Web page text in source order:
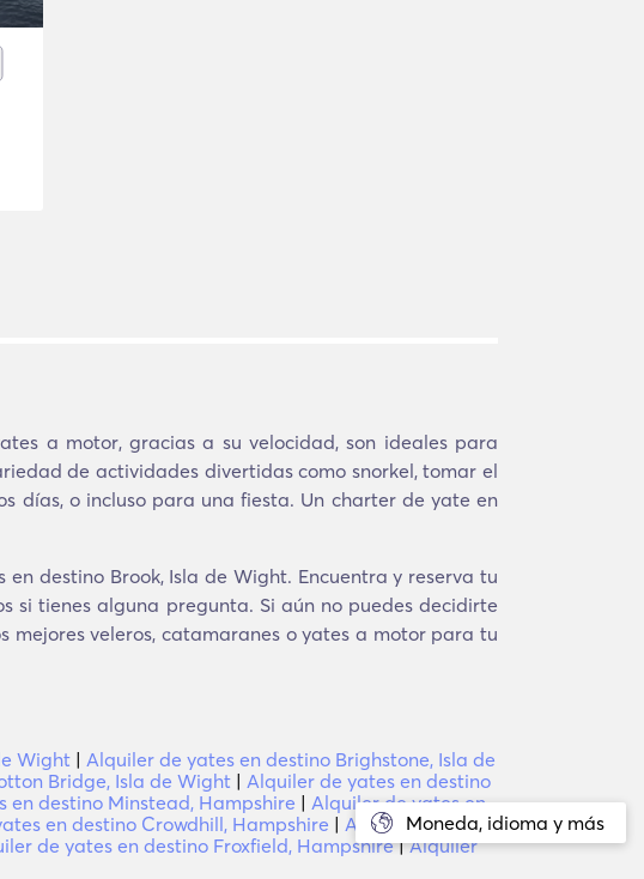
Moneda, idioma y más
a motor, gracias a su velocidad, son ideales para
de actividades divertidas como snorkel, tomar el
días, o incluso para una fiesta. Un charter de yate en
destino Brook, Isla de Wight. Encuentra y reserva tu
si tienes alguna pregunta. Si aún no puedes decidirte
mejores veleros, catamaranes o yates a motor para tu
Wight | Alquiler de yates en destino Brighstone, Isla de
Bridge, Isla de Wight | Alquiler de yates en destino
en destino Minstead, Hampshire | Alquiler de yates en
en destino Crowdhill, Hampshire | Alquiler de yates
de yates en destino Froxfield, Hampshire|Alquiler